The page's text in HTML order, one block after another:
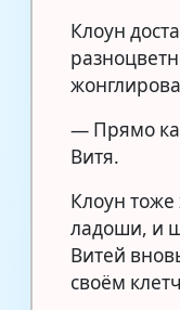
Клоун
— Прямо
Витя.
Клоун тоже
ладоши, и
Витей
своём